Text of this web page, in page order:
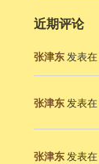
近期评论
张津东发表在
张津东发表在
张津东发表在